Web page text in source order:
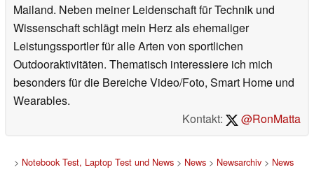
Mailand. Neben meiner Leidenschaft für Technik und
Wissenschaft schlägt mein Herz als ehemaliger
Leistungssportler für alle Arten von sportlichen
Outdooraktivitäten. Thematisch interessiere ich mich
besonders für die Bereiche Video/Foto, Smart Home und
Wearables.
Kontakt:
@RonMatta
> Notebook Test, Laptop Test und News> News> Newsarchiv> News